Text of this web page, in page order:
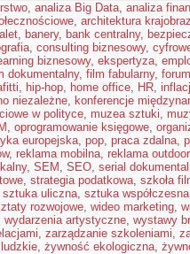
, analiza Big Data, analiza
, architektura
, banery, bank centralny,
, consulting biznesowy,
biznesowy, ekspertyza,
dokumentalny, film fabularny,
, hip-hop, home office, HR,
niezależne, konferencje
w polityce, muzea sztuki,
, oprogramowanie księgowe,
europejska, pop, praca zdalna,
, reklama mobilna, reklama outdoor
, SEM , SEO, serial
, strategia podatkowa, szkoła
sztuka uliczna, sztuka współczesna
rozwojowe, wideo marketing,
wydarzenia artystyczne, wystawy
, zarządzanie szkoleniami,
, żywność ekologiczna,